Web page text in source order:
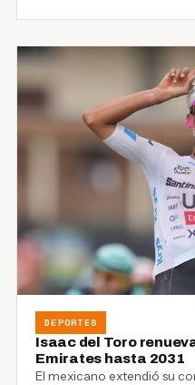
DEPORTES
Isaac del Toro
Emirates hasta 2031
El mexicano extendió su